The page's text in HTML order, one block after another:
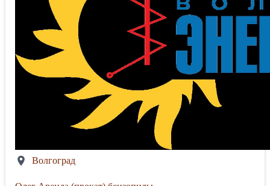
Волгоград